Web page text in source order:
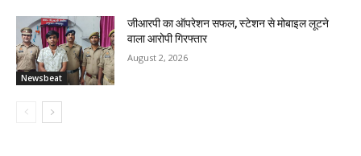
Newsbeat
जीआरपी का ऑपरेशन सफल, स्टेशन से मोबाइल लूटने
वाला आरोपी गिरफ्तार
August 2, 2026